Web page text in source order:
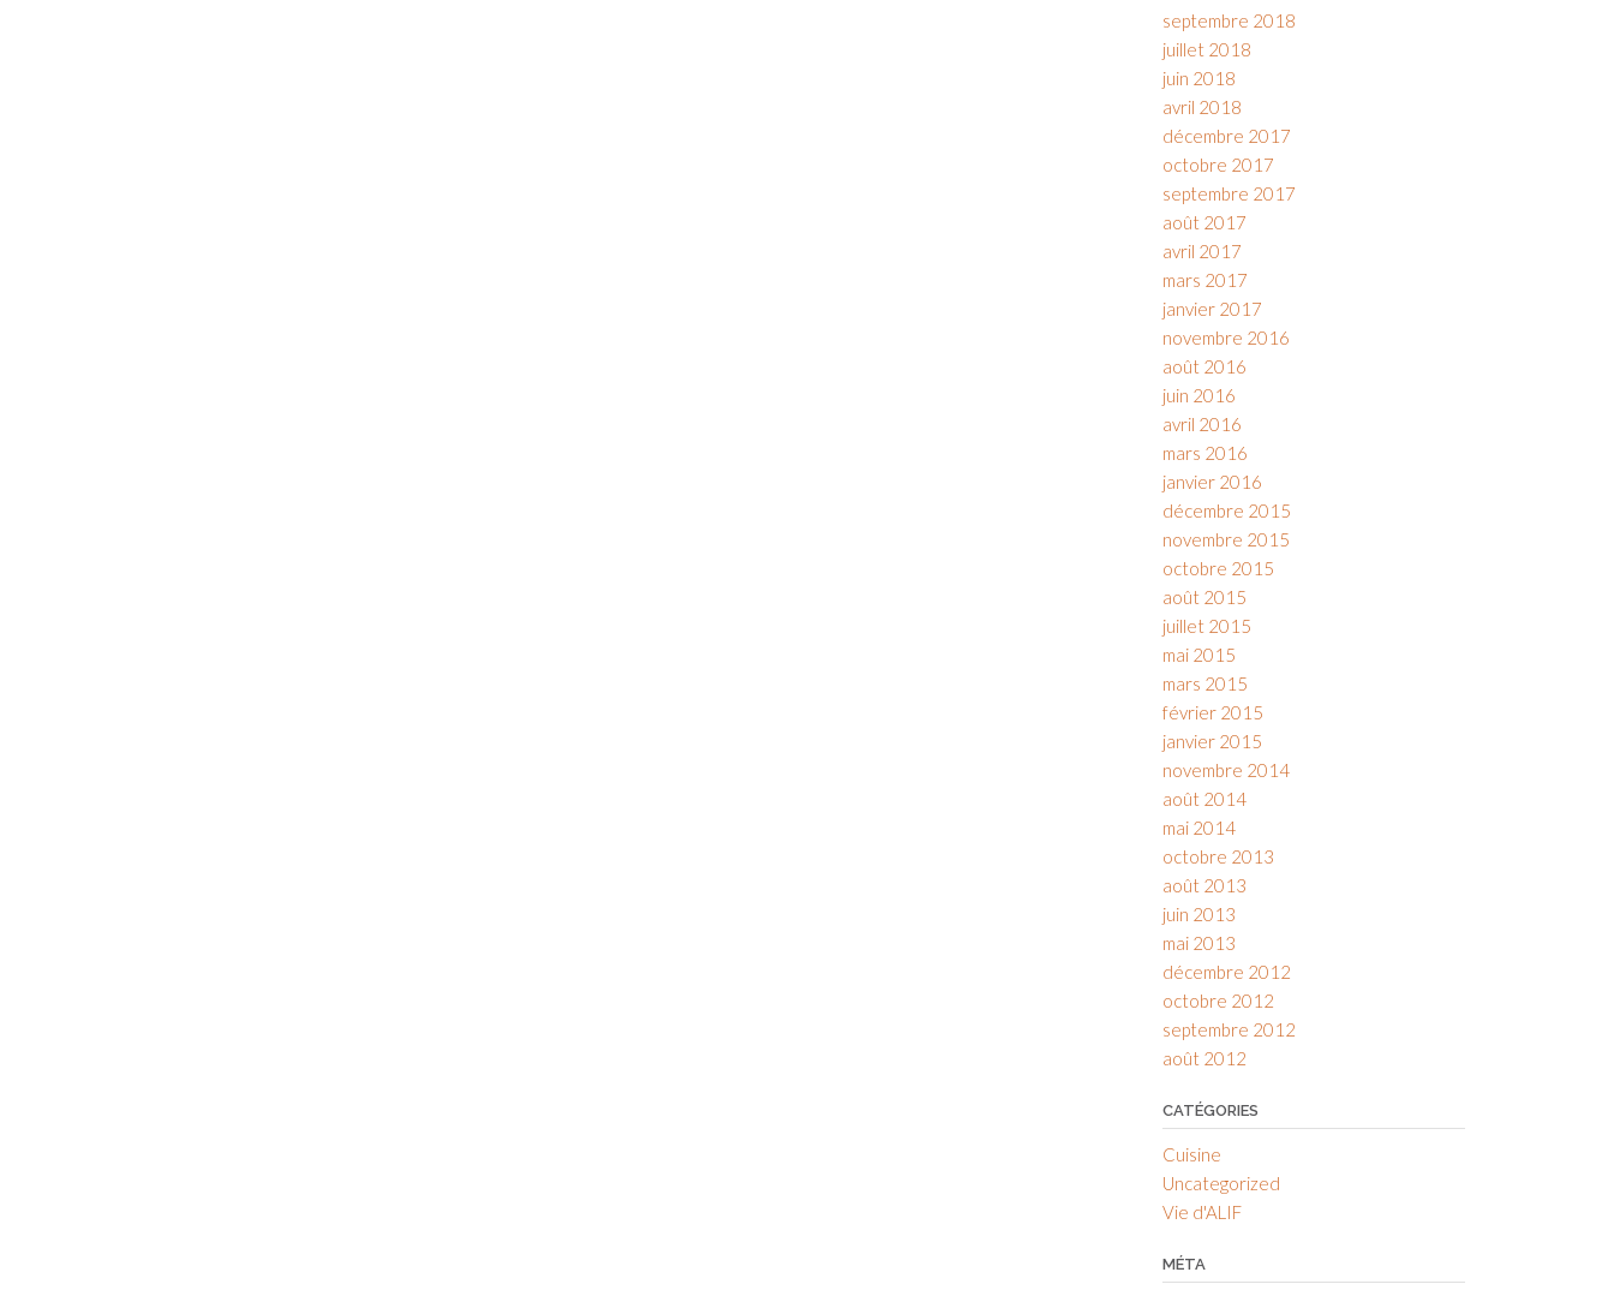
septembre 2018
juillet 2018
juin 2018
avril 2018
décembre 2017
octobre 2017
septembre 2017
août 2017
avril 2017
mars 2017
janvier 2017
novembre 2016
août 2016
juin 2016
avril 2016
mars 2016
janvier 2016
décembre 2015
novembre 2015
octobre 2015
août 2015
juillet 2015
mai 2015
mars 2015
février 2015
janvier 2015
novembre 2014
août 2014
mai 2014
octobre 2013
août 2013
juin 2013
mai 2013
décembre 2012
octobre 2012
septembre 2012
août 2012
CATÉGORIES
Cuisine
Uncategorized
Vie d'ALIF
MÉTA